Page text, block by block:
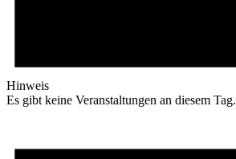
Hinweis
Es gibt keine Veranstaltungen an diesem Tag.